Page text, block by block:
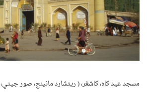
مسجد عيد كاه، كاشغر، ( ريتشارد مانينج، صور جيتي، 1993 )